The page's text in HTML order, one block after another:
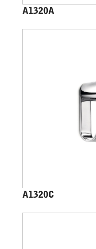
A1320A
A1320C